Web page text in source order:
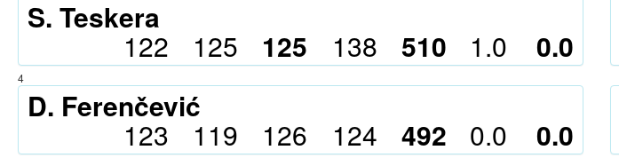
S. Teskera
122 125 125 138 510 1.0 0.0
4
D. Ferenčević
123 119 126 124 492 0.0 0.0